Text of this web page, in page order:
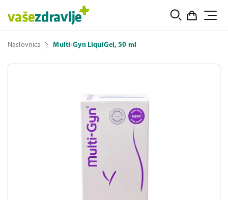
Naslovnica Multi-Gyn LiquiGel, 50 ml